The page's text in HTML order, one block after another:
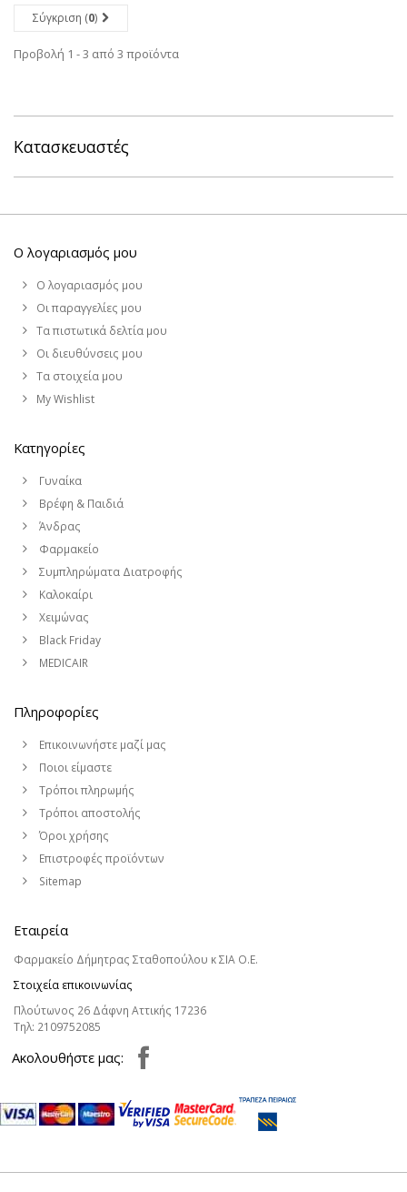
Σύγκριση (0)
Προβολή 1 - 3 από 3 προϊόντα
Κατασκευαστές
Ο λογαριασμός μου
Ο λογαριασμός μου
Οι παραγγελίες μου
Τα πιστωτικά δελτία μου
Οι διευθύνσεις μου
Τα στοιχεία μου
My Wishlist
Κατηγορίες
Γυναίκα
Βρέφη & Παιδιά
Άνδρας
Φαρμακείο
Συμπληρώματα Διατροφής
Καλοκαίρι
Χειμώνας
Black Friday
MEDICAIR
Πληροφορίες
Επικοινωνήστε μαζί μας
Ποιοι είμαστε
Τρόποι πληρωμής
Τρόποι αποστολής
Όροι χρήσης
Επιστροφές προϊόντων
Sitemap
Εταιρεία
Φαρμακείο Δήμητρας Σταθοπούλου κ ΣΙΑ Ο.Ε.
Στοιχεία επικοινωνίας
Πλούτωνος 26 Δάφνη Αττικής 17236
Τηλ: 2109752085
Aκολουθήστε μας: